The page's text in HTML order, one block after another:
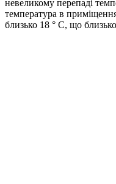
невеликому перепаді
температура в
близько 18 ° C, що